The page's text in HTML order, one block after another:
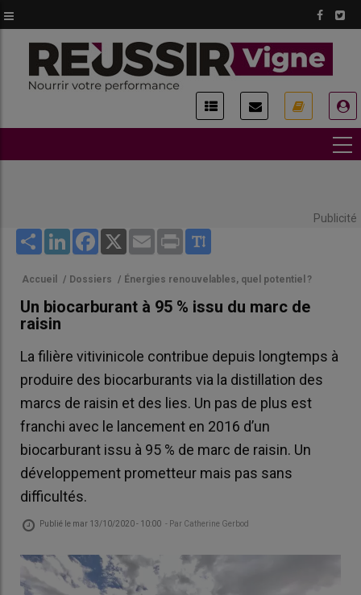
au
contenu
principal
Publicité
Share LinkedInFacebook
X Email Print
Accueil / Dossiers / Énergies renouvelables, quel potentiel ?
Un biocarburant à 95 % issu du marc de
raisin
La filière vitivinicole contribue depuis longtemps à
produire des biocarburants via la distillation des
marcs de raisin et des lies. Un pas de plus est
franchi avec le lancement en 2016 d’un
biocarburant issu à 95 % de marc de raisin. Un
développement prometteur mais pas sans
difficultés.
Publié le mar 13/10/2020 - 10:00 - Par Catherine Gerbod